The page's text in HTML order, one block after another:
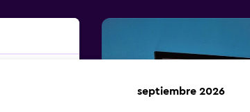
septiembre 2026